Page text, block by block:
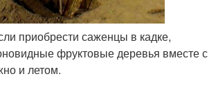
приобрести саженцы в кадке,
фруктовые деревья вместе с
и летом.